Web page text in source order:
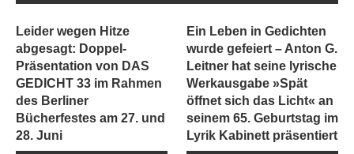
Leider wegen Hitze
abgesagt: Doppel-
Präsentation von DAS
GEDICHT 33 im Rahmen
des Berliner
Bücherfestes am 27. und
28. Juni
Ein Leben in Gedichten
wurde gefeiert – Anton G.
Leitner hat seine lyrische
Werkausgabe »Spät
öffnet sich das Licht« an
seinem 65. Geburtstag im
Lyrik Kabinett präsentiert